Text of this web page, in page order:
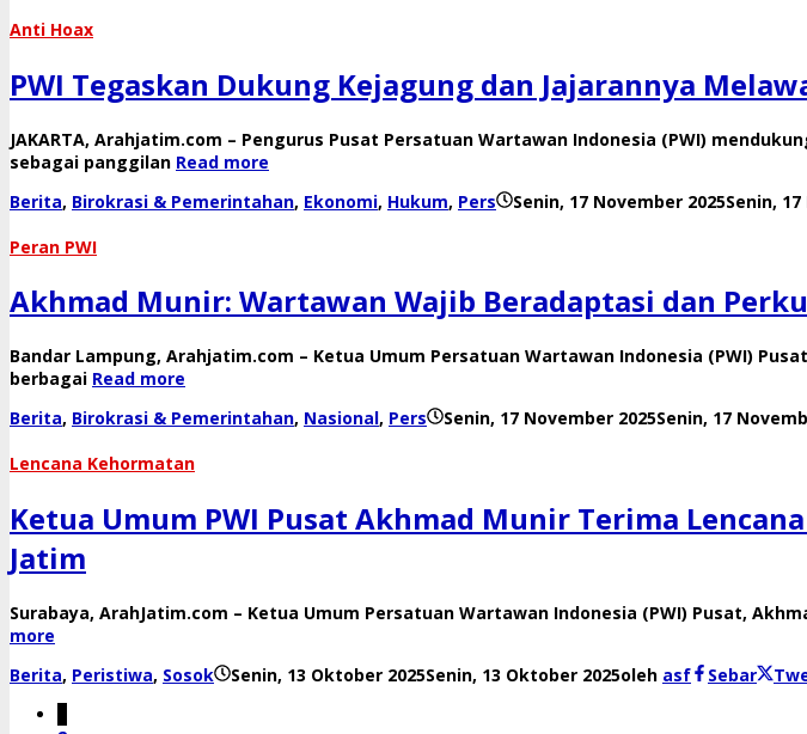
Anti Hoax
PWI Tegaskan Dukung Kejagung dan Jajarannya
JAKARTA, Arahjatim.com – Pengurus Pusat Persatuan Wartawan Indonesia (PWI)
sebagai panggilan Read more
Berita, Birokrasi & Pemerintahan, Ekonomi, Hukum, Pers Senin, 17 November 2025Senin,
Peran PWI
Akhmad Munir: Wartawan Wajib Beradaptasi dan
Bandar Lampung, Arahjatim.com – Ketua Umum Persatuan Wartawan Indonesia (PWI)
berbagai Read more
Berita, Birokrasi & Pemerintahan, Nasional, Pers Senin, 17 November 2025Senin, 17
Lencana Kehormatan
Ketua Umum PWI Pusat Akhmad Munir Terima
Jatim
Surabaya, ArahJatim.com – Ketua Umum Persatuan Wartawan Indonesia (PWI) Pusat,
more
Berita, Peristiwa, Sosok Senin, 13 Oktober 2025Senin, 13 Oktober 2025oleh asf Sebar